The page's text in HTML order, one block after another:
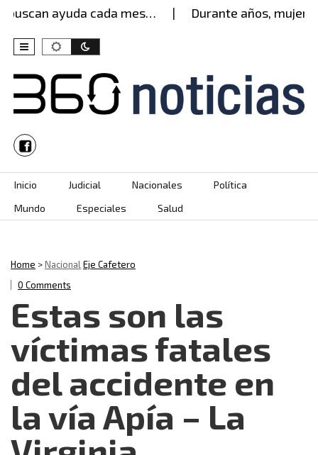
ayuda cada mes… Durante años, mujer
Skip to content
Inicio Judicial Nacionales
Política
Mundo
Especiales Salud
Home >NacionalEje Cafetero
0 Comments
Estas son las
víctimas fatales
del accidente en
la vía Apía – La